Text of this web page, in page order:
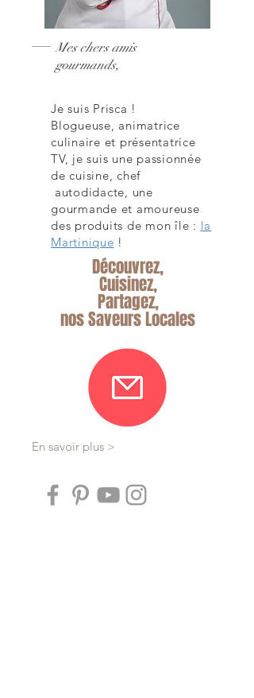
Mes chers amis
gourmands,
Je suis Prisca !
Blogueuse, animatrice
culinaire et présentatrice
TV, je suis une passionnée
de cuisine, chef
autodidacte, une
gourmande et amoureuse
des produits de mon île : la
Martinique !
Découvrez,
Cuisinez,
Partagez,
nos Saveurs Locales
En savoir plus >